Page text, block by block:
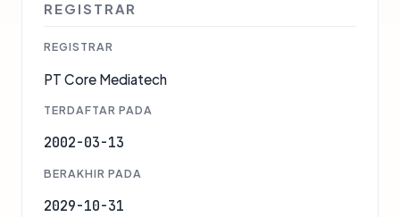
REGISTRAR
REGISTRAR
PT Core Mediatech
TERDAFTAR PADA
2002-03-13
BERAKHIR PADA
2029-10-31